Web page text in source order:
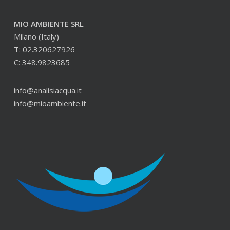
MIO AMBIENTE SRL
Milano (Italy)
T: 02.320627926
C: 348.9823685
info@analisiacqua.it
info@mioambiente.it